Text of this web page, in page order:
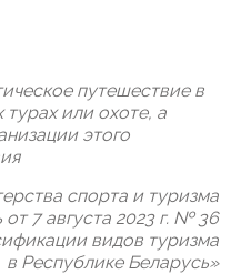
путешествие в
турах или охоте, а
этого
спорта и туризма
7 августа 2023 г. № 36
видов туризма
в Республике Беларусь»